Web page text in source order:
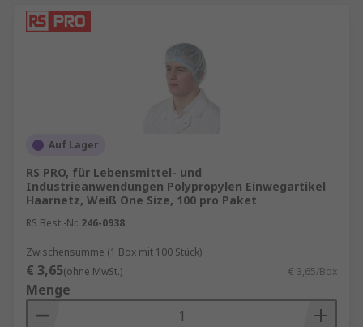
Auf Lager
RS PRO, für Lebensmittel- und
Industrieanwendungen Polypropylen Einwegartikel
Haarnetz, Weiß One Size, 100 pro Paket
RS Best.-Nr. 246-0938
Zwischensumme (1 Box mit 100 Stück)
€ 3,65(ohne MwSt.) € 3,65/Box
Menge